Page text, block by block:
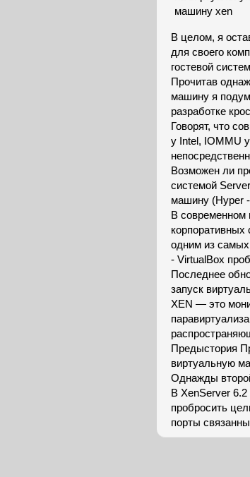
В целом, я
для своего
гостевой
Прочитав
машину я
разработке
Говорят, что
у Intel, IOMMU
Возможен ли
системой
машину (Hyper
В современном
корпоративных
одним из
- VirtualBox
Последнее
запуск
XEN — это
Предыстория
виртуальную
Однажды
В XenServer
пробросить
порты